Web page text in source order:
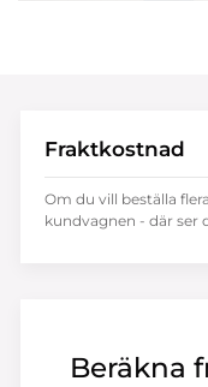
Beräkna
Fraktkostnad
Om du vill beställa
kundvagnen - där ser